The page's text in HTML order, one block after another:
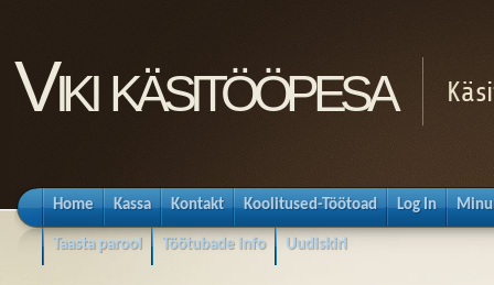
Viki käsitööpesa
Home Kassa Kontakt Koolitused-Töötoad Log In
Taasta parool Töötubade info Uudiskiri